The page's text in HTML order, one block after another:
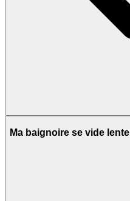
Ma baignoire se vide